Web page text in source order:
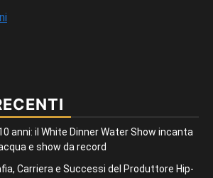
anni: il White Dinner Water Show incanta
e show da record
Carriera e Successi del Produttore Hip-